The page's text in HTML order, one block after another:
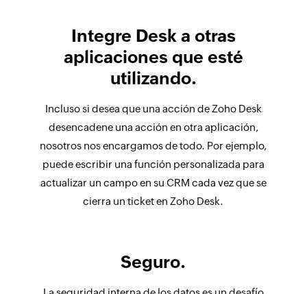
Integre Desk a otras
aplicaciones que esté
utilizando.
Incluso si desea que una acción de Zoho Desk
desencadene una acción en otra aplicación,
nosotros nos encargamos de todo. Por ejemplo,
puede escribir una función personalizada para
actualizar un campo en su CRM cada vez que se
cierra un ticket en Zoho Desk.
Seguro.